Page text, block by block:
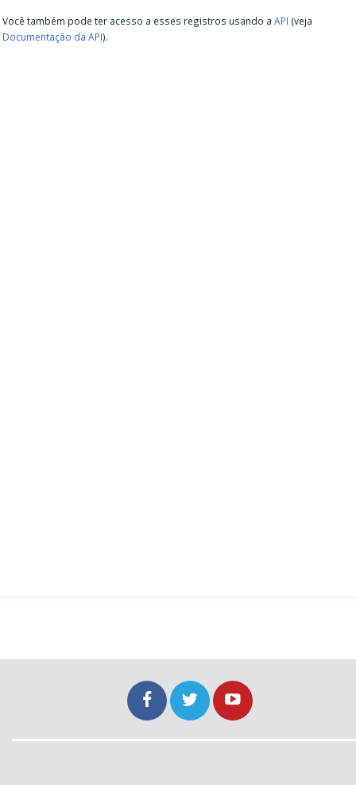
Você também pode ter acesso a esses registros usando a API (veja
Documentação da API).